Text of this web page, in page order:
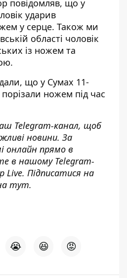
повідомляв, що у
ударив
у серце. Також ми
області чоловік
із ножем та
що у Сумах 11-
ножем під час
Telegram-канал, щоб
новини. За
онлайн прямо в
в нашому Telegram-
Live. Підписатися на
тут.
😭 😆 😡